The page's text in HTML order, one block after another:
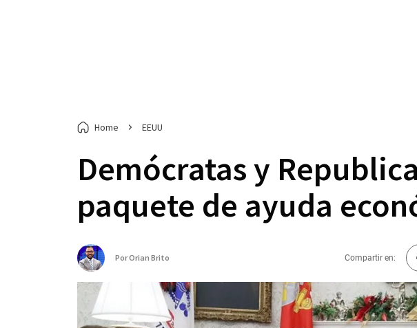
Home EEUU
Demócratas y
paquete de ayuda
PorOrian Brito Compartir en: